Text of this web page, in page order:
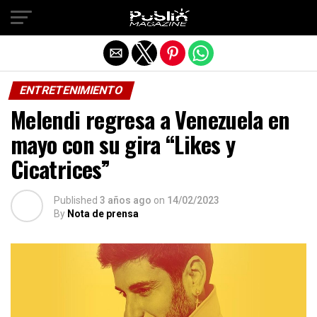
ENTRETENIMIENTO
Melendi regresa a Venezuela en
mayo con su gira “Likes y
Cicatrices”
Published 3 años ago on 14/02/2023
By Nota de prensa
Salir de la versión móvil